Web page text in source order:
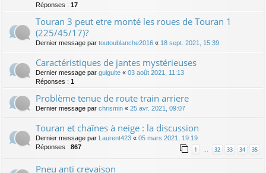
Réponses : 17
Touran 3 peut etre monté les roues de Touran 1
(225/45/17)?
Dernier message par toutoublanche2016 « 18 sept. 2021, 15:39
Caractéristiques de jantes mystérieuses
Dernier message par guiguite « 03 août 2021, 11:13
Réponses : 1
Problème tenue de route train arriere
Dernier message par chrismin « 25 avr. 2021, 09:07
Touran et chaînes à neige : la discussion
Dernier message par Laurent423 « 05 mars 2021, 19:19
Réponses : 867 1 32 33 34 35
Pneu anti crevaison